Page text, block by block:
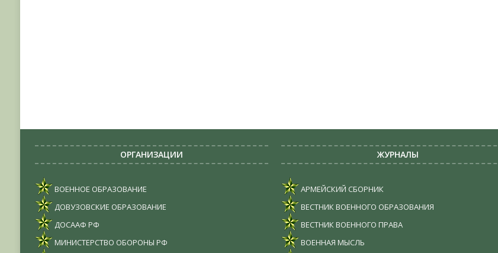
ОРГАНИЗАЦИИ
ВОЕННОЕ ОБРАЗОВАНИЕ
ДОВУЗОВСКИЕ ОБРАЗОВАНИЕ
ДОСААФ РФ
МИНИСТЕРСТВО ОБОРОНЫ РФ
ЖУРНАЛЫ
АРМЕЙСКИЙ СБОРНИК
ВЕСТНИК ВОЕННОГО ОБРАЗОВАНИЯ
ВЕСТНИК ВОЕННОГО ПРАВА
ВОЕННАЯ МЫСЛЬ